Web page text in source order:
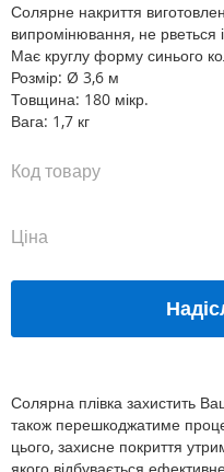
зображень
Солярне накриття
випромінювання, не рветься
Має круглу форму синього
Розмір: Ø 3,6 м
Товщина: 180 мікр.
Вага: 1,7 кг
Ціна
Код товару
Солярна плівка захистить
також перешкоджатиме
цього, захисне покриття